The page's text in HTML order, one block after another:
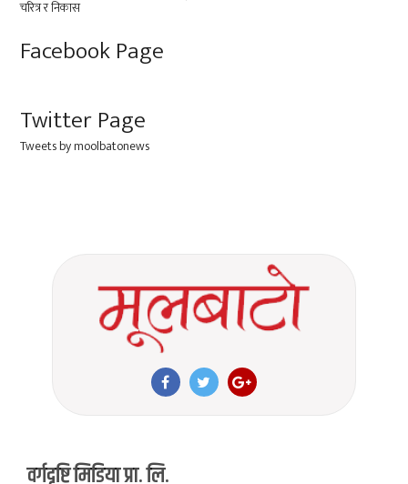
Facebook Page
Twitter Page
Tweets by moolbatonews
वर्गदृष्टि मिडिया प्रा. लि.